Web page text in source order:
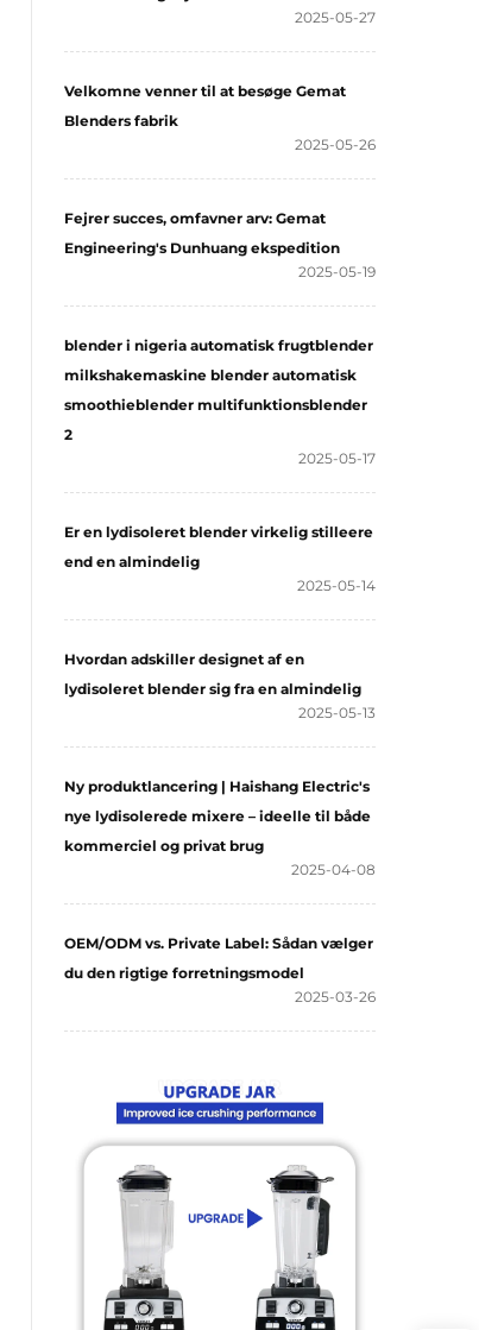
2025-05-27
Velkomne venner til at besøge Gemat
Blenders fabrik
2025-05-26
Fejrer succes, omfavner arv: Gemat
Engineering's Dunhuang ekspedition
2025-05-19
blender i nigeria automatisk frugtblender
milkshakemaskine blender automatisk
smoothieblender multifunktionsblender
2
2025-05-17
Er en lydisoleret blender virkelig stilleere
end en almindelig
2025-05-14
Hvordan adskiller designet af en
lydisoleret blender sig fra en almindelig
2025-05-13
Ny produktlancering | Haishang Electric's
nye lydisolerede mixere – ideelle til både
kommerciel og privat brug
2025-04-08
OEM/ODM vs. Private Label: Sådan vælger
du den rigtige forretningsmodel
2025-03-26